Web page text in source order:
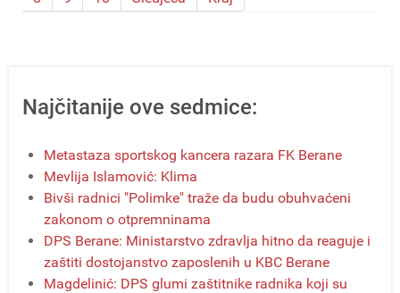
Najčitanije ove sedmice:
Metastaza sportskog kancera razara FK Berane
Mevlija Islamović: Klima
Bivši radnici "Polimke" traže da budu obuhvaćeni
zakonom o otpremninama
DPS Berane: Ministarstvo zdravlja hitno da reaguje i
zaštiti dostojanstvo zaposlenih u KBC Berane
Magdelinić: DPS glumi zaštitnike radnika koji su